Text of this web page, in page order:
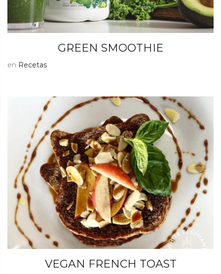
GREEN SMOOTHIE
en Recetas
VEGAN FRENCH TOAST